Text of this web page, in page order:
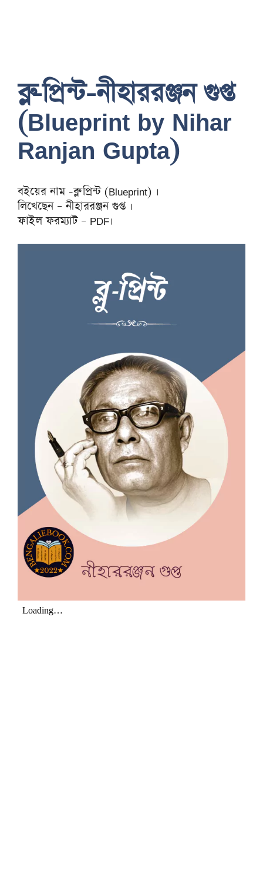
ব্লু-প্রিন্ট-নীহাররঞ্জন গুপ্ত
(Blueprint by Nihar
Ranjan Gupta)
বইয়ের নাম -ব্লু প্রিন্ট (Blueprint) ।
লিখেছেন – নীহাররঞ্জন গুপ্ত ।
ফাইল ফরম্যাট – PDF।